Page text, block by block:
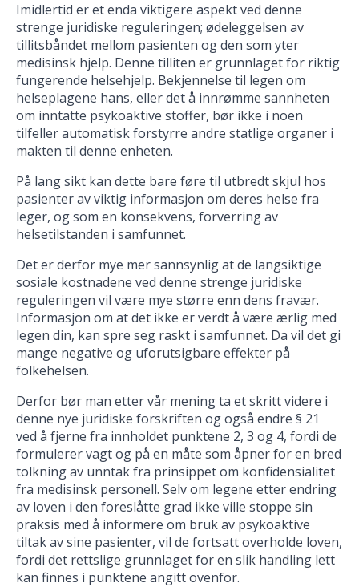
Imidlertid er et enda viktigere aspekt ved denne
strenge juridiske reguleringen; ødeleggelsen av
tillitsbåndet mellom pasienten og den som yter
medisinsk hjelp. Denne tilliten er grunnlaget for riktig
fungerende helsehjelp. Bekjennelse til legen om
helseplagene hans, eller det å innrømme sannheten
om inntatte psykoaktive stoffer, bør ikke i noen
tilfeller automatisk forstyrre andre statlige organer i
makten til denne enheten.
På lang sikt kan dette bare føre til utbredt skjul hos
pasienter av viktig informasjon om deres helse fra
leger, og som en konsekvens, forverring av
helsetilstanden i samfunnet.
Det er derfor mye mer sannsynlig at de langsiktige
sosiale kostnadene ved denne strenge juridiske
reguleringen vil være mye større enn dens fravær.
Informasjon om at det ikke er verdt å være ærlig med
legen din, kan spre seg raskt i samfunnet. Da vil det gi
mange negative og uforutsigbare effekter på
folkehelsen.
Derfor bør man etter vår mening ta et skritt videre i
denne nye juridiske forskriften og også endre § 21
ved å fjerne fra innholdet punktene 2, 3 og 4, fordi de
formulerer vagt og på en måte som åpner for en bred
tolkning av unntak fra prinsippet om konfidensialitet
fra medisinsk personell. Selv om legene etter endring
av loven i den foreslåtte grad ikke ville stoppe sin
praksis med å informere om bruk av psykoaktive
tiltak av sine pasienter, vil de fortsatt overholde loven,
fordi det rettslige grunnlaget for en slik handling lett
kan finnes i punktene angitt ovenfor.